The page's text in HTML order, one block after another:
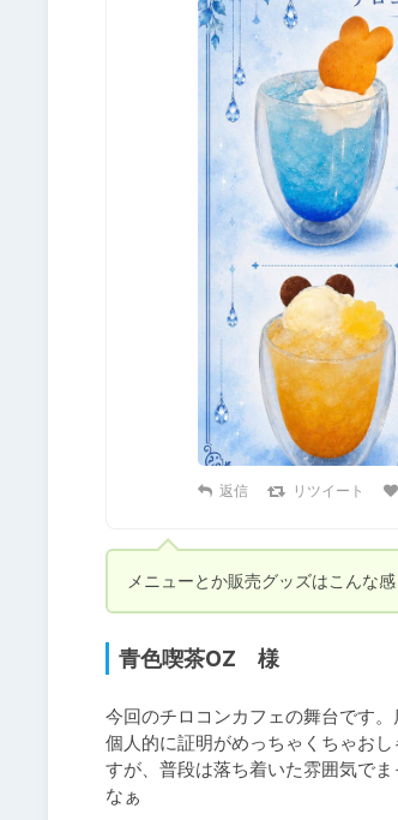
返信 リツイート
メニューとか販売グッズはこんな感
青色喫茶OZ 様
今回のチロコンカフェの舞台です
個人的に証明がめっちゃくちゃお
すが、普段は落ち着いた雰囲気で
なぁ